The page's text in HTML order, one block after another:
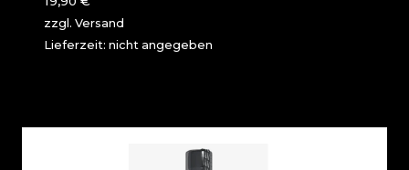
zzgl. Versand
Lieferzeit: nicht angegeben